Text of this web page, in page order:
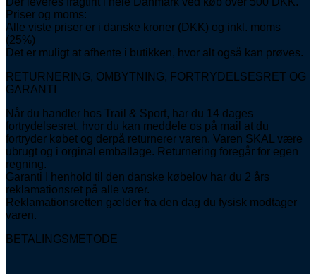
Priser og moms:
Alle viste priser er i danske kroner (DKK) og inkl. moms
(25%)
Det er muligt at afhente i butikken, hvor alt også kan prøves.
RETURNERING, OMBYTNING, FORTRYDELSESRET OG
GARANTI
Når du handler hos Trail & Sport, har du 14 dages
fortrydelsesret, hvor du kan meddele os på mail at du
fortryder købet og derpå returnerer varen. Varen SKAL være
ubrugt og i orginal emballage. Returnering foregår for egen
regning.
Garanti I henhold til den danske købelov har du 2 års
reklamationsret på alle varer.
Reklamationsretten gælder fra den dag du fysisk modtager
varen.
BETALINGSMETODE